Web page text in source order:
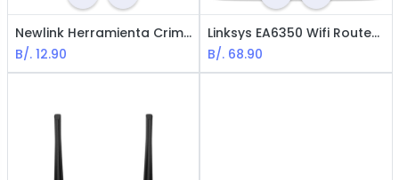
Newlink Herramienta Crimper - Plug Modular RJ45
B/. 12.90
Linksys EA6350 Wifi Router - AC1200 / 4-Puertos Gigabit / USB3.0
B/. 68.90